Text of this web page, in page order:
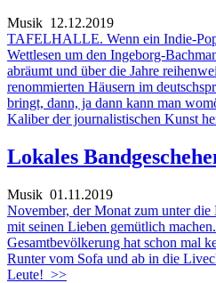
Musik 12.12.2019
TAFELHALLE. Wenn ein Indie-
Wettlesen um den Ingeborg-
abräumt und über die Jahre
renommierten Häusern im
bringt, dann, ja dann kann man
Kaliber der journalistischen Kunst
Lokales
Musik 01.11.2019
November, der Monat zum unter
mit seinen Lieben gemütlich
Gesamtbevölkerung hat schon mal
Runter vom Sofa und ab in die
Leute! >>